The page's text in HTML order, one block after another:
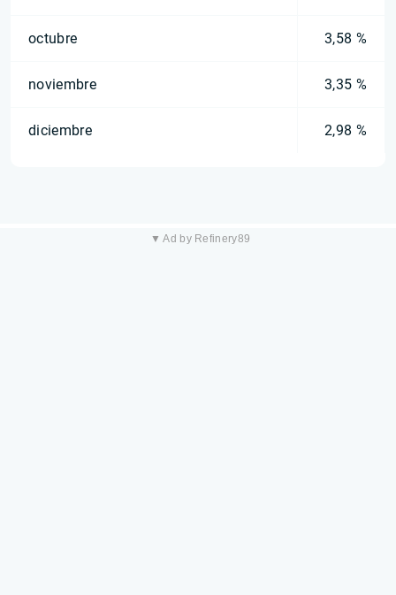
octubre 3,58 %
noviembre 3,35 %
diciembre 2,98 %
▼ Ad by Refinery89